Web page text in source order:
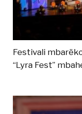
Festivali
“Lyra Fest”